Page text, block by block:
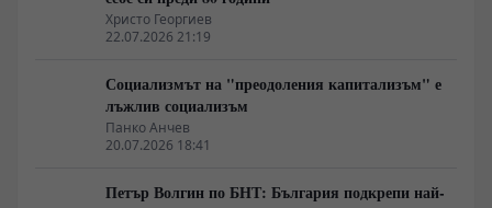
Христо Георгиев
22.07.2026 21:19
Социализмът на "преодоления капитализъм" е
лъжлив социализъм
Панко Анчев
20.07.2026 18:41
Петър Волгин по БНТ: България подкрепи най-